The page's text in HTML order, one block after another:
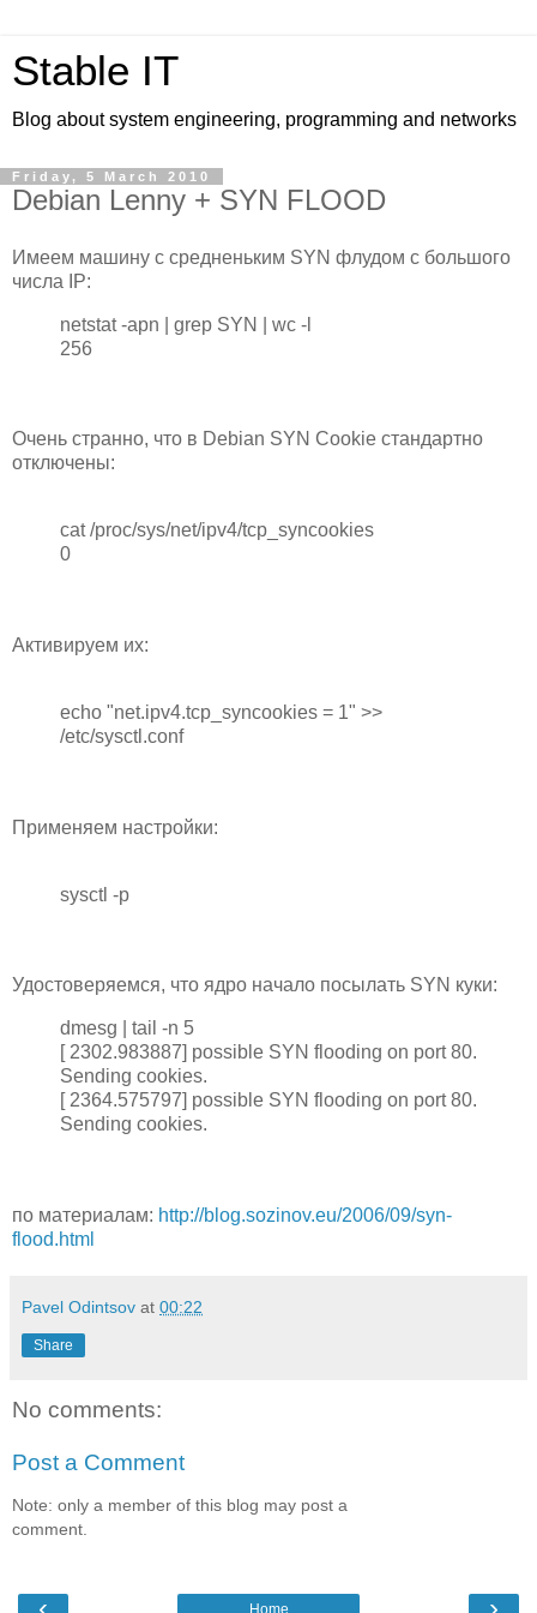
Stable IT
Blog about system engineering, programming and networks
Friday, 5 March 2010
Debian Lenny + SYN FLOOD
Имеем машину с средненьким SYN флудом с большого
числа IP:
netstat -apn | grep SYN | wc -l
256
Очень странно, что в Debian SYN Cookie стандартно
отключены:
cat /proc/sys/net/ipv4/tcp_syncookies
0
Активируем их:
echo "net.ipv4.tcp_syncookies = 1" >>
/etc/sysctl.conf
Применяем настройки:
sysctl -p
Удостоверяемся, что ядро начало посылать SYN куки:
dmesg | tail -n 5
[ 2302.983887] possible SYN flooding on port 80.
Sending cookies.
[ 2364.575797] possible SYN flooding on port 80.
Sending cookies.
по материалам: http://blog.sozinov.eu/2006/09/syn-
flood.html
Pavel Odintsov at 00:22
Share
No comments:
Post a Comment
Note: only a member of this blog may post a
comment.